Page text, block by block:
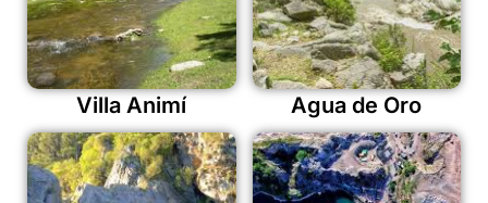
Villa Animí Agua de Oro